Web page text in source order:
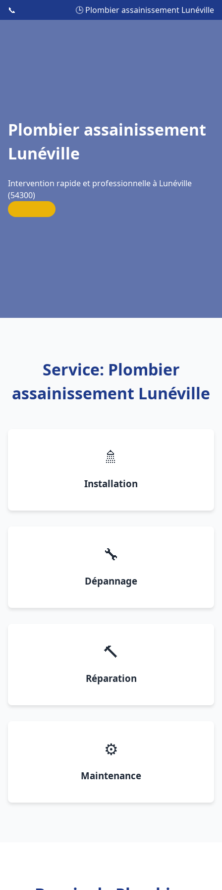
📞 🕒 Plombier assainissement Lunéville
Plombier assainissement
Lunéville
Intervention rapide et professionnelle à Lunéville
(54300)
Service: Plombier
assainissement Lunéville
🚿
Installation
🔧
Dépannage
🔨
Réparation
⚙️
Maintenance